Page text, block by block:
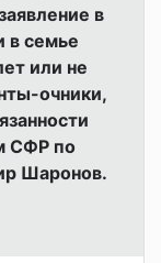
в
в семье
или не
очники,
СФР по
Шаронов.